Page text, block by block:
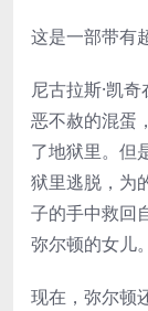
这是一部带有
尼古拉斯·凯
恶不赦的混蛋
了地狱里。但
狱里逃脱，为
子的手中救回
弥尔顿的女儿。
现在，弥尔顿